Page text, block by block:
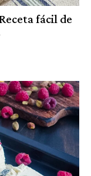
fácil de